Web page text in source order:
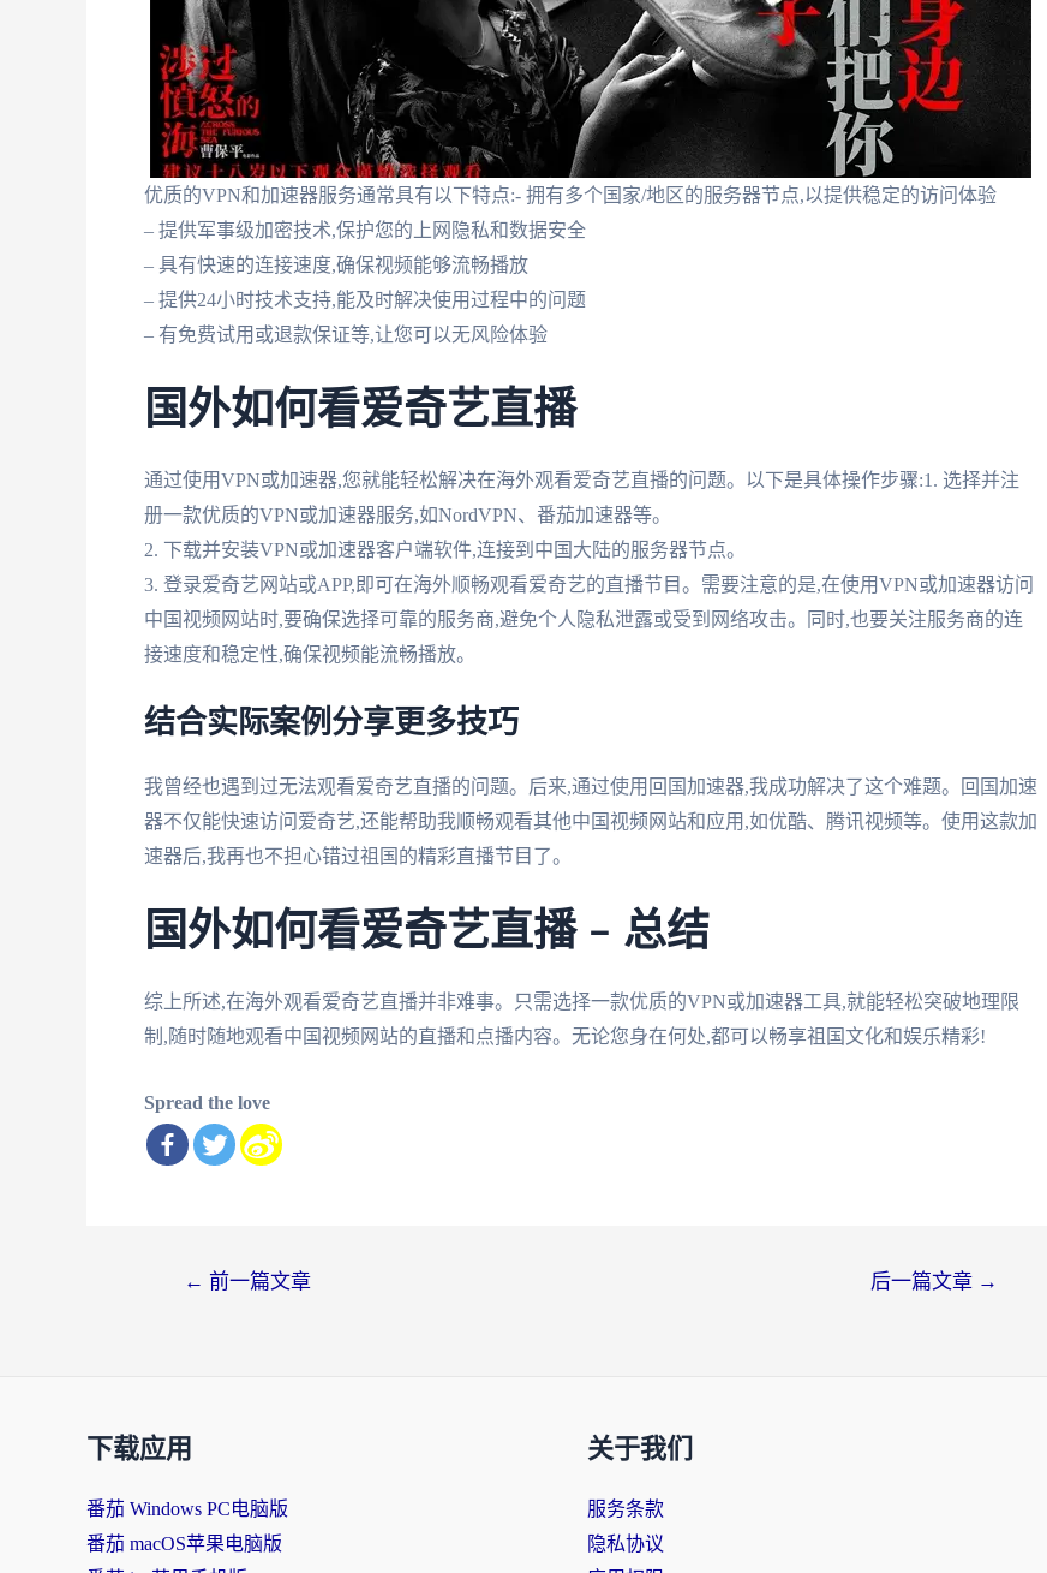
优质的VPN和加速器服务通常具有以下特点:- 拥有多个国家/地区的服务器节点,以提供稳定的访问体验
– 提供军事级加密技术,保护您的上网隐私和数据安全
– 具有快速的连接速度,确保视频能够流畅播放
– 提供24小时技术支持,能及时解决使用过程中的问题
– 有免费试用或退款保证等,让您可以无风险体验
国外如何看爱奇艺直播
通过使用VPN或加速器,您就能轻松解决在海外观看爱奇艺直播的问题。以下是具体操作步骤:1. 选择并注
册一款优质的VPN或加速器服务,如NordVPN、番茄加速器等。
2. 下载并安装VPN或加速器客户端软件,连接到中国大陆的服务器节点。
3. 登录爱奇艺网站或APP,即可在海外顺畅观看爱奇艺的直播节目。需要注意的是,在使用VPN或加速器访问
中国视频网站时,要确保选择可靠的服务商,避免个人隐私泄露或受到网络攻击。同时,也要关注服务商的连
接速度和稳定性,确保视频能流畅播放。
结合实际案例分享更多技巧
我曾经也遇到过无法观看爱奇艺直播的问题。后来,通过使用回国加速器,我成功解决了这个难题。回国加速
器不仅能快速访问爱奇艺,还能帮助我顺畅观看其他中国视频网站和应用,如优酷、腾讯视频等。使用这款加
速器后,我再也不担心错过祖国的精彩直播节目了。
国外如何看爱奇艺直播 – 总结
综上所述,在海外观看爱奇艺直播并非难事。只需选择一款优质的VPN或加速器工具,就能轻松突破地理限
制,随时随地观看中国视频网站的直播和点播内容。无论您身在何处,都可以畅享祖国文化和娱乐精彩!
Spread the love
← 前一篇文章 后一篇文章 →
下载应用
番茄 Windows PC电脑版
番茄 macOS苹果电脑版
关于我们
服务条款
隐私协议